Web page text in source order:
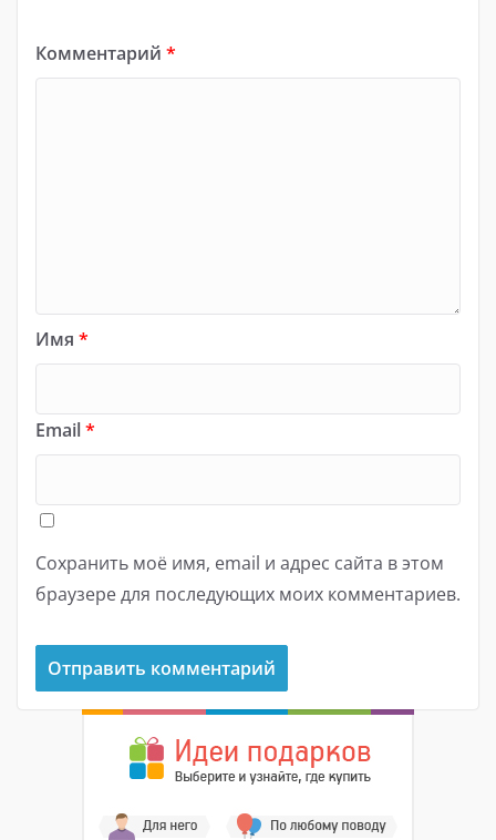
Комментарий *
Имя *
Email*
Сохранить моё имя, email и адрес сайта в этом
браузере для последующих моих комментариев.